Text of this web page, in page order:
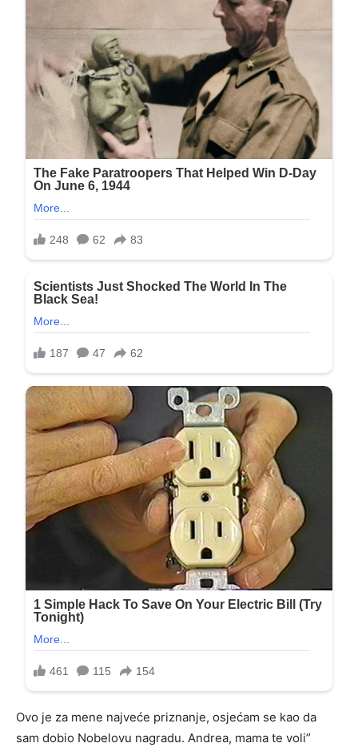
Ovo je za mene najveće priznanje, osjećam se kao da
sam dobio Nobelovu nagradu. Andrea, mama te voli”